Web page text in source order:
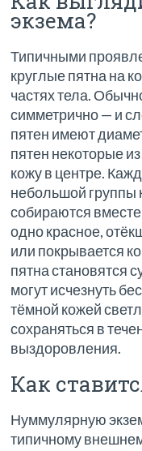
экзема?
Типичными
круглые пятна на
частях тела.
симметрично — и
пятен имеют
пятен некоторые
кожу в центре.
небольшой группы
собираются
одно красное,
или покрывается
пятна становятся
могут исчезнуть
тёмной кожей
сохраняться в
выздоровления.
Как
Нуммулярную
типичному